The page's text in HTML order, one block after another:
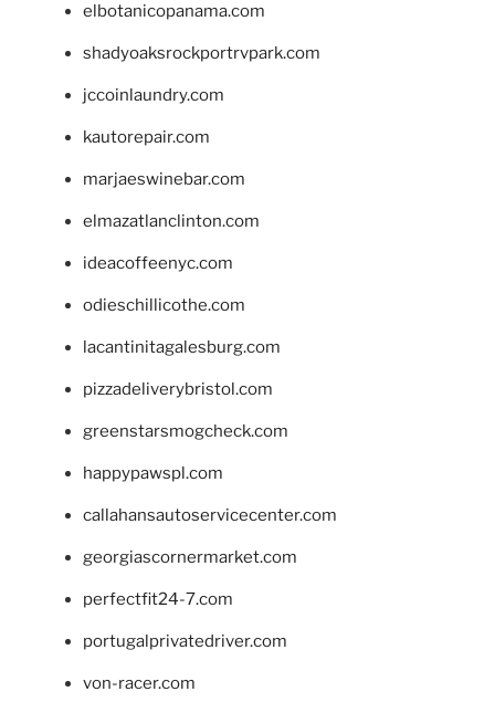
elbotanicopanama.com
shadyoaksrockportrvpark.com
jccoinlaundry.com
kautorepair.com
marjaeswinebar.com
elmazatlanclinton.com
ideacoffeenyc.com
odieschillicothe.com
lacantinitagalesburg.com
pizzadeliverybristol.com
greenstarsmogcheck.com
happypawspl.com
callahansautoservicecenter.com
georgiascornermarket.com
perfectfit24-7.com
portugalprivatedriver.com
von-racer.com